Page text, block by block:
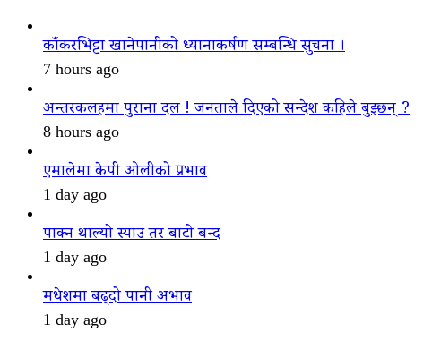
काँकरभिट्टा खानेपानीको ध्यानाकर्षण सम्बन्धि सुचना ।
7 hours ago
अन्तरकलहमा पुराना दल ! जनताले दिएको सन्देश कहिले बुझ्छन् ?
8 hours ago
एमालेमा केपी ओलीको प्रभाव
1 day ago
पाक्न थाल्यो स्याउ तर बाटो बन्द
1 day ago
मधेशमा बढ्दो पानी अभाव
1 day ago